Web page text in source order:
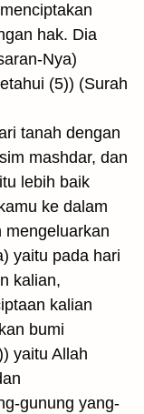
hak. Dia
Nya)
(5)) (Surah
tanah dengan
mashdar, dan
lebih baik
ke dalam
mengeluarkan
yaitu pada hari
kalian,
kalian
bumi
yaitu Allah
gunung yang-